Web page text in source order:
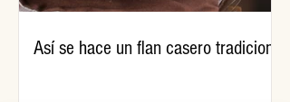
Así se hace un flan casero tradicional